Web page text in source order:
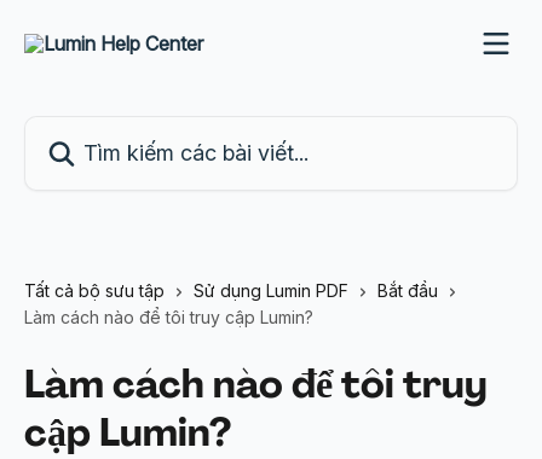
Tất cả bộ sưu tập Sử dụng Lumin PDF
Bắt đầu
Làm cách nào để tôi truy cập Lumin?
Làm cách nào để tôi truy
cập Lumin?